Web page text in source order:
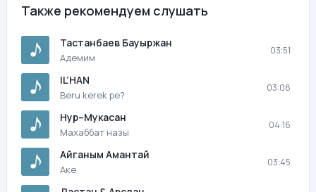
Также рекомендуем слушать
Тастанбаев Бауыржан
Адемим
03:51
IL’HAN
Beru kerek pe?
03:08
Нур–Мукасан
Махаббат назы
04:16
Айганым Амантай
Аке
03:45